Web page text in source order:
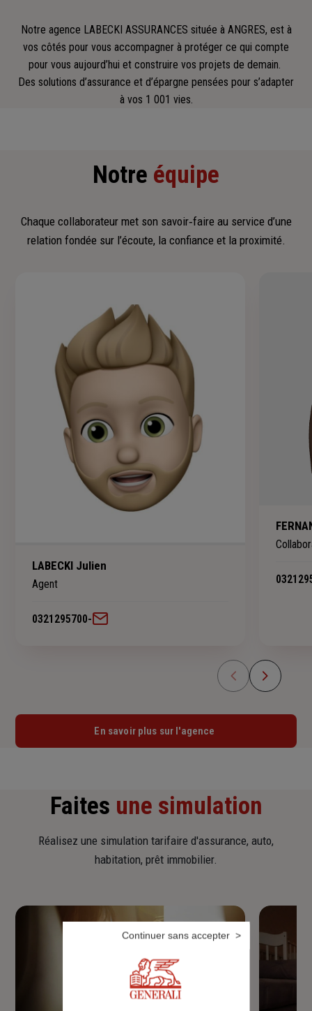
Notre agence LABECKI ASSURANCES située à ANGRES, est à
vos côtés pour vous accompagner à protéger ce qui compte
pour vous aujourd’hui et construire vos projets de demain.
Des solutions d’assurance et d’épargne pensées pour s’adapter
à vos 1 001 vies.
Notre équipe
Chaque collaborateur met son savoir‑faire au service d’une
relation fondée sur l’écoute, la confiance et la proximité.
LABECKI Julien
Agent
0321295700-
En savoir plus sur l'agence
Faites une simulation
Réalisez une simulation tarifaire d'assurance, auto,
habitation, prêt immobilier.
Continuer sans accepter